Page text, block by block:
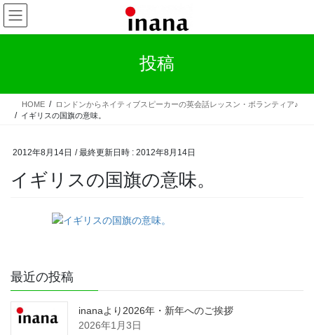
コ
ン
テ
ス
ナ
ビ
ゲ
ン
投稿
HOME
ロンドンからネイティブスピーカーの英会話レッスン・ボランティア♪
イギリスの国旗の意味。
2012年8月14日 / 最終更新日時 : 2012年8月14日
イギリスの国旗の意味。
最近の投稿
inanaより2026年・新年へのご挨拶
2026年1月3日